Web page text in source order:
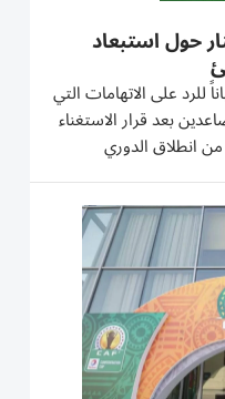
حول استبعاد
للرد على الاتهامات التي
بعد قرار الاستغناء
انطلاق الدوري
وأكد حسين السيد،عضو
باختيار اللاعبين...